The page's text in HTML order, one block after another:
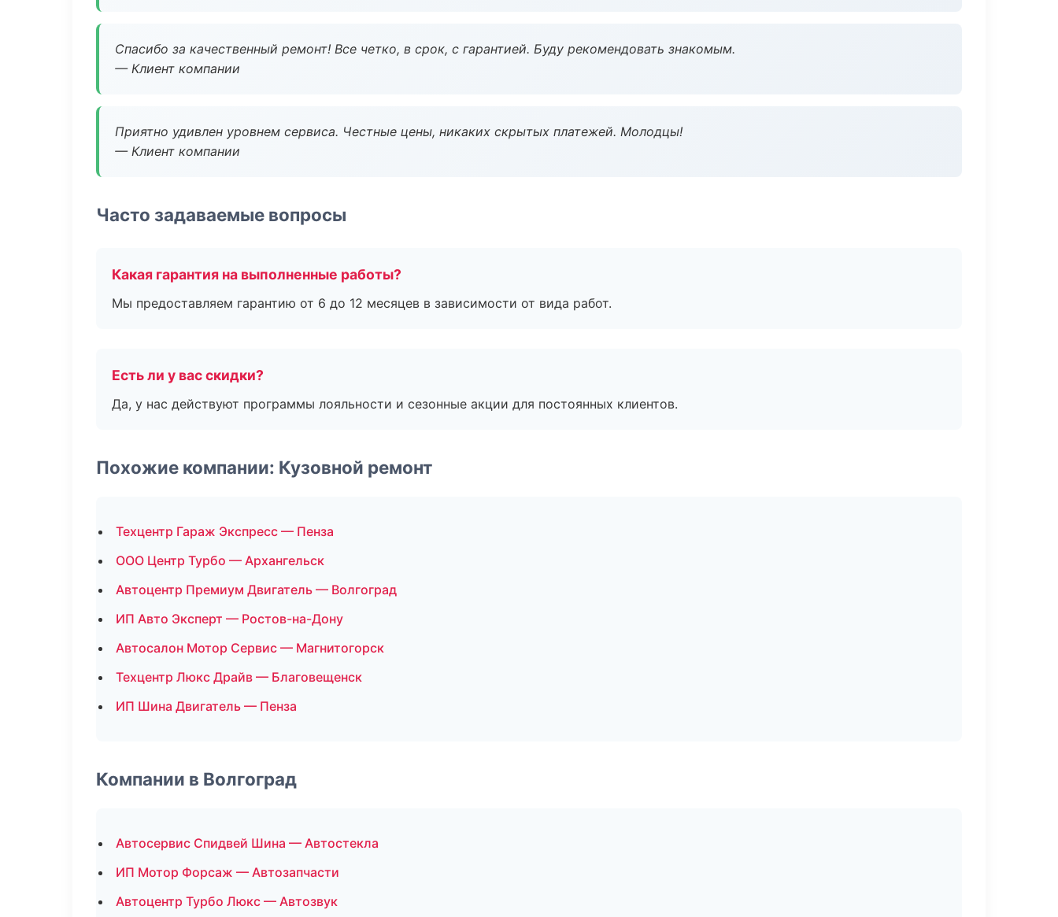
Спасибо за качественный ремонт! Все четко, в срок, с гарантией. Буду рекомендовать знакомым.
— Клиент компании
Приятно удивлен уровнем сервиса. Честные цены, никаких скрытых платежей. Молодцы!
— Клиент компании
Часто задаваемые вопросы
Какая гарантия на выполненные работы?
Мы предоставляем гарантию от 6 до 12 месяцев в зависимости от вида работ.
Есть ли у вас скидки?
Да, у нас действуют программы лояльности и сезонные акции для постоянных клиентов.
Похожие компании: Кузовной ремонт
Техцентр Гараж Экспресс — Пенза
ООО Центр Турбо — Архангельск
Автоцентр Премиум Двигатель — Волгоград
ИП Авто Эксперт — Ростов-на-Дону
Автосалон Мотор Сервис — Магнитогорск
Техцентр Люкс Драйв — Благовещенск
ИП Шина Двигатель — Пенза
Компании в Волгоград
Автосервис Спидвей Шина — Автостекла
ИП Мотор Форсаж — Автозапчасти
Автоцентр Турбо Люкс — Автозвук